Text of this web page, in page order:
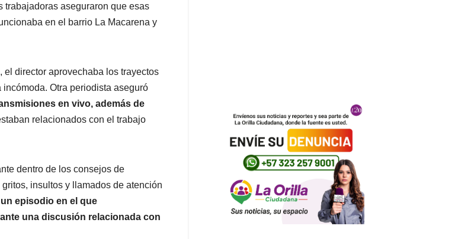
trabajadoras aseguraron que esas
en el barrio La Macarena y
director aprovechaba los trayectos
Otra periodista aseguró
en vivo, además de
relacionados con el trabajo
dentro de los consejos de
insultos y llamados de atención
un episodio en el que
una discusión relacionada con